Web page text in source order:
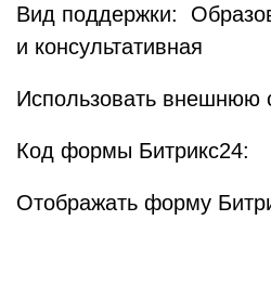
Вид поддержки:
и консультативная
Использовать внешнюю
Код формы Битрикс24:
Отображать форму